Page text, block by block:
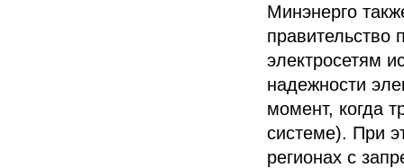
Минэнерго
правительство
электросетям
надежности
момент, когда
системе). При
регионах с